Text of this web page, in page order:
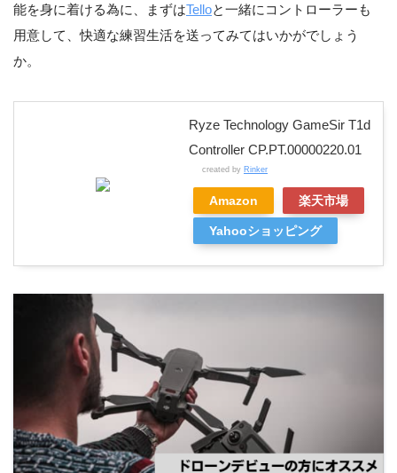
能を身に着ける為に、まずはTelloと一緒にコントローラーも
用意して、快適な練習生活を送ってみてはいかがでしょう
か。
Ryze Technology GameSir T1d
Controller CP.PT.00000220.01
created by Rinker
Amazon 楽天市場
Yahooショッピング